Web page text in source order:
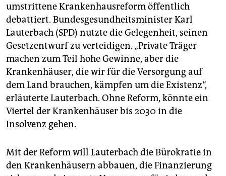
epaper login
umstrittene Krankenhausreform öffentlich
debattiert. Bundesgesundheitsminister Karl
Lauterbach (SPD) nutzte die Gelegenheit, seinen
Gesetzentwurf zu verteidigen. „Private Träger
machen zum Teil hohe Gewinne, aber die
Krankenhäuser, die wir für die Versorgung auf
dem Land brauchen, kämpfen um die Existenz“,
erläuterte Lauterbach. Ohne Reform, könnte ein
Viertel der Krankenhäuser bis 2030 in die
Insolvenz gehen.
Mit der Reform will Lauterbach die Bürokratie in
den Krankenhäusern abbauen, die Finanzierung